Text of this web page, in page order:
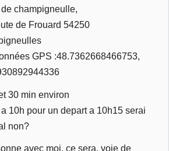
champigneulle,
de Frouard 54250
GPS :48.7362668466753,
30 min environ
10h pour un depart a 10h15 serai
non?
avec moi, ce sera, voie de